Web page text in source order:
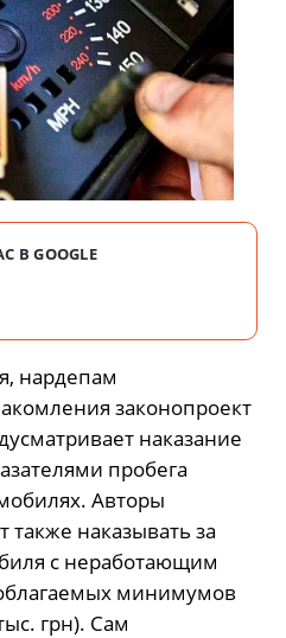
В GOOGLE
нардепам
законопроект
наказание
пробега
Авторы
также наказывать за
с неработающим
минимумов
грн). Сам